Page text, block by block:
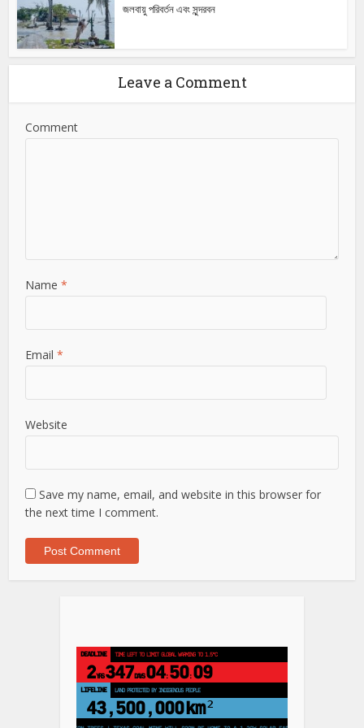
জলবায়ু পরিবর্তন এবং সুন্দরবন
Leave a Comment
Comment
Name *
Email *
Website
Save my name, email, and website in this browser for
the next time I comment.
DEADLINE TIME LEFT TO LIMIT GLOBAL WARMING TO 1.5°C
2YRS 347DAYS 04: 50: 08
LIFELINE LAND PROTECTED BY INDIGENOUS PEOPLE
43,500,000km²